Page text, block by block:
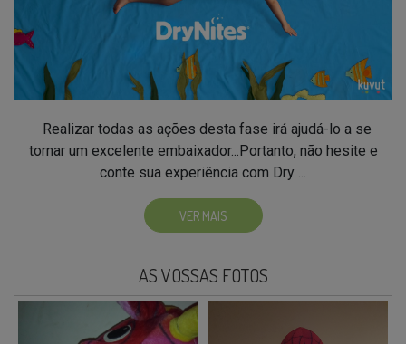
Realizar todas as ações desta fase irá ajudá-lo a se
tornar um excelente embaixador...Portanto, não hesite e
conte sua experiência com Dry ...
VER MAIS
AS VOSSAS FOTOS